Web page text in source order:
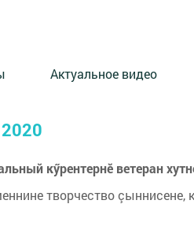
Актуальное видео
кӳрентернӗ ветеран
творчество çыннисене,